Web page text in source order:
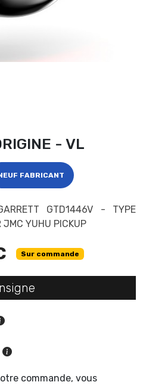
- VL
FABRICANT
GTD1446V - TYPE
YUHU PICKUP
Sur commande
commande, vous